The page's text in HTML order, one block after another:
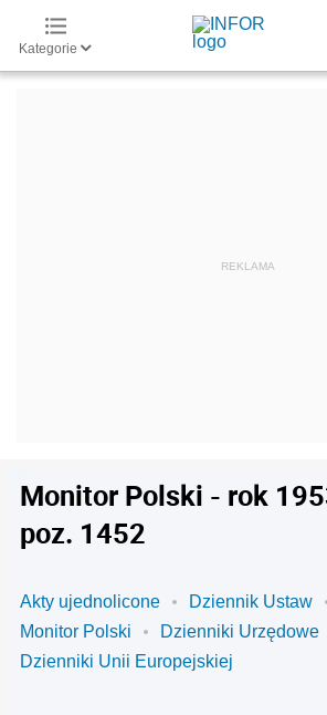
Kategorie
Monitor Polski - rok
poz. 1452
Akty ujednolicone
Dziennik Ustaw
Monitor Polski
Dzienniki Urzędowe
Dzienniki Unii Europejskiej